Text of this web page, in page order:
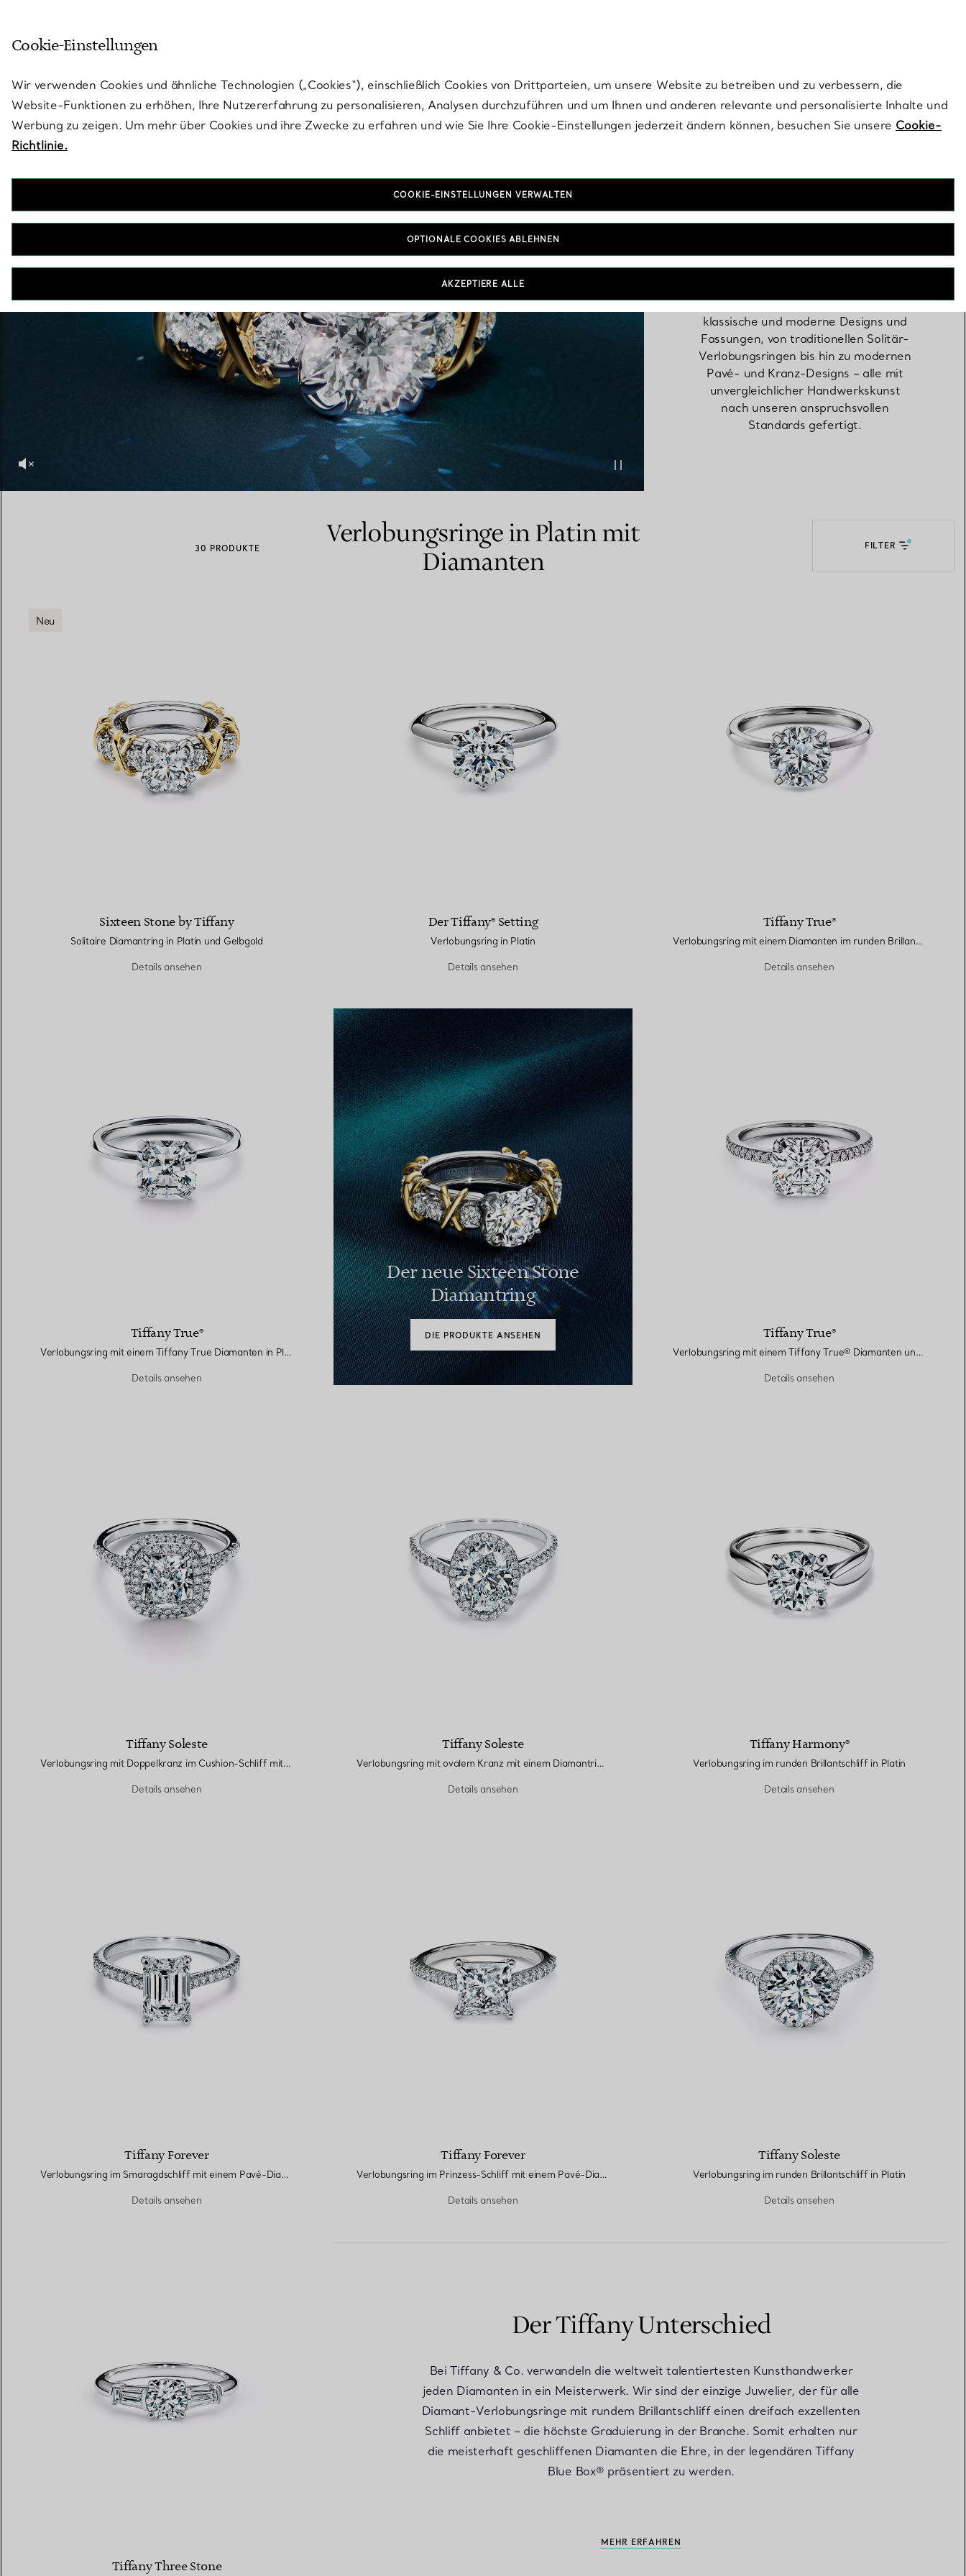
Eheringe für Damen Eheringe für Herren Partnerringe
Eherings
Vereinbaren Sie Ihren Terminmit einem Tiffany-Diamantenexperten.
Verlobungsringe
Nur Tiffany kann einen Diamantring
wirklich würdig ist. Entdecken Sie
klassische und moderne Designs und
Fassungen, von traditionellen Solitär-
Verlobungsringen bis hin zu modernen
Pavé- und Kranz-Designs – alle mit
unvergleichlicher Handwerkskunst
nach unseren anspruchsvollen
Standards gefertigt.
30 PRODUKTE
Verlobungsringe in Platin mit
Diamanten
FILTER
Neu
Sixteen Stone by Tiffany
Solitaire Diamantring in Platin und Gelbgold
Details ansehen
Der Tiffany® Setting
Verlobungsring in Platin
Details ansehen
Tiffany True®
Verlobungsring mit einem Diamanten im runden Brillantschliff und einem Platin-Diamantring
Details ansehen
Tiffany True®
Verlobungsring mit einem Tiffany True Diamanten in Platin
Details ansehen
Der neue Sixteen Stone
Diamantring
DIE PRODUKTE ANSEHEN Tiffany True®
Verlobungsring mit einem Tiffany True® Diamanten und einem Platin-Diamantring
Details ansehen
Tiffany Soleste
Verlobungsring mit Doppelkranz im Cushion-Schliff mit einem Diamantring in Platin
Details ansehen
Tiffany Soleste
Verlobungsring mit ovalem Kranz mit einem Diamantring in Platin
Details ansehen
Tiffany Harmony®
Verlobungsring im runden Brillantschliff in Platin
Details ansehen
Tiffany Forever
Verlobungsring im Smaragdschliff mit einem Pavé-Diamantring in Platin
Details ansehen
Tiffany Forever
Verlobungsring im Prinzess-Schliff mit einem Pavé-Diamantring in Platin
Details ansehen
Tiffany Soleste
Verlobungsring im runden Brillantschliff in Platin
Details ansehen
Tiffany Three Stone
Der Tiffany Unterschied
Bei Tiffany & Co. verwandeln die weltweit talentiertesten Kunsthandwerker
jeden Diamanten in ein Meisterwerk. Wir sind der einzige Juwelier, der für alle
Diamant-Verlobungsringe mit rundem Brillantschliff einen dreifach exzellenten
Schliff anbietet – die höchste Graduierung in der Branche. Somit erhalten nur
die meisterhaft geschliffenen Diamanten die Ehre, in der legendären Tiffany
Blue Box® präsentiert zu werden.
MEHR ERFAHREN
Cookie-Einstellungen
Wir verwenden Cookies und ähnliche Technologien („Cookies“), einschließlich Cookies von Drittparteien, um unsere Website zu betreiben und zu verbessern, die
Website-Funktionen zu erhöhen, Ihre Nutzererfahrung zu personalisieren, Analysen durchzuführen und um Ihnen und anderen relevante und personalisierte Inhalte und
Werbung zu zeigen. Um mehr über Cookies und ihre Zwecke zu erfahren und wie Sie Ihre Cookie-Einstellungen jederzeit ändern können, besuchen Sie unsere Cookie-
Richtlinie.
COOKIE-EINSTELLUNGEN VERWALTEN
OPTIONALE COOKIES ABLEHNEN
AKZEPTIERE ALLE